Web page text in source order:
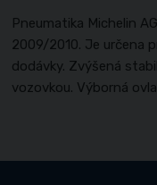
Pneumatika Michelin
2009/2010. Je určena
dodávky. Zvýšená
vozovkou. Výborná